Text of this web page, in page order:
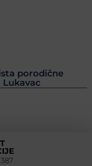
porodične
Lukavac